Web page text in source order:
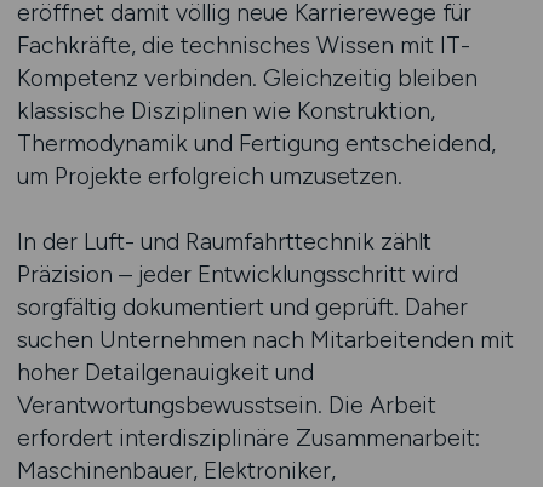
eröffnet damit völlig neue Karrierewege für
Fachkräfte, die technisches Wissen mit IT-
Kompetenz verbinden. Gleichzeitig bleiben
klassische Disziplinen wie Konstruktion,
Thermodynamik und Fertigung entscheidend,
um Projekte erfolgreich umzusetzen.
In der Luft- und Raumfahrttechnik zählt
Präzision – jeder Entwicklungsschritt wird
sorgfältig dokumentiert und geprüft. Daher
suchen Unternehmen nach Mitarbeitenden mit
hoher Detailgenauigkeit und
Verantwortungsbewusstsein. Die Arbeit
erfordert interdisziplinäre Zusammenarbeit:
Maschinenbauer, Elektroniker,